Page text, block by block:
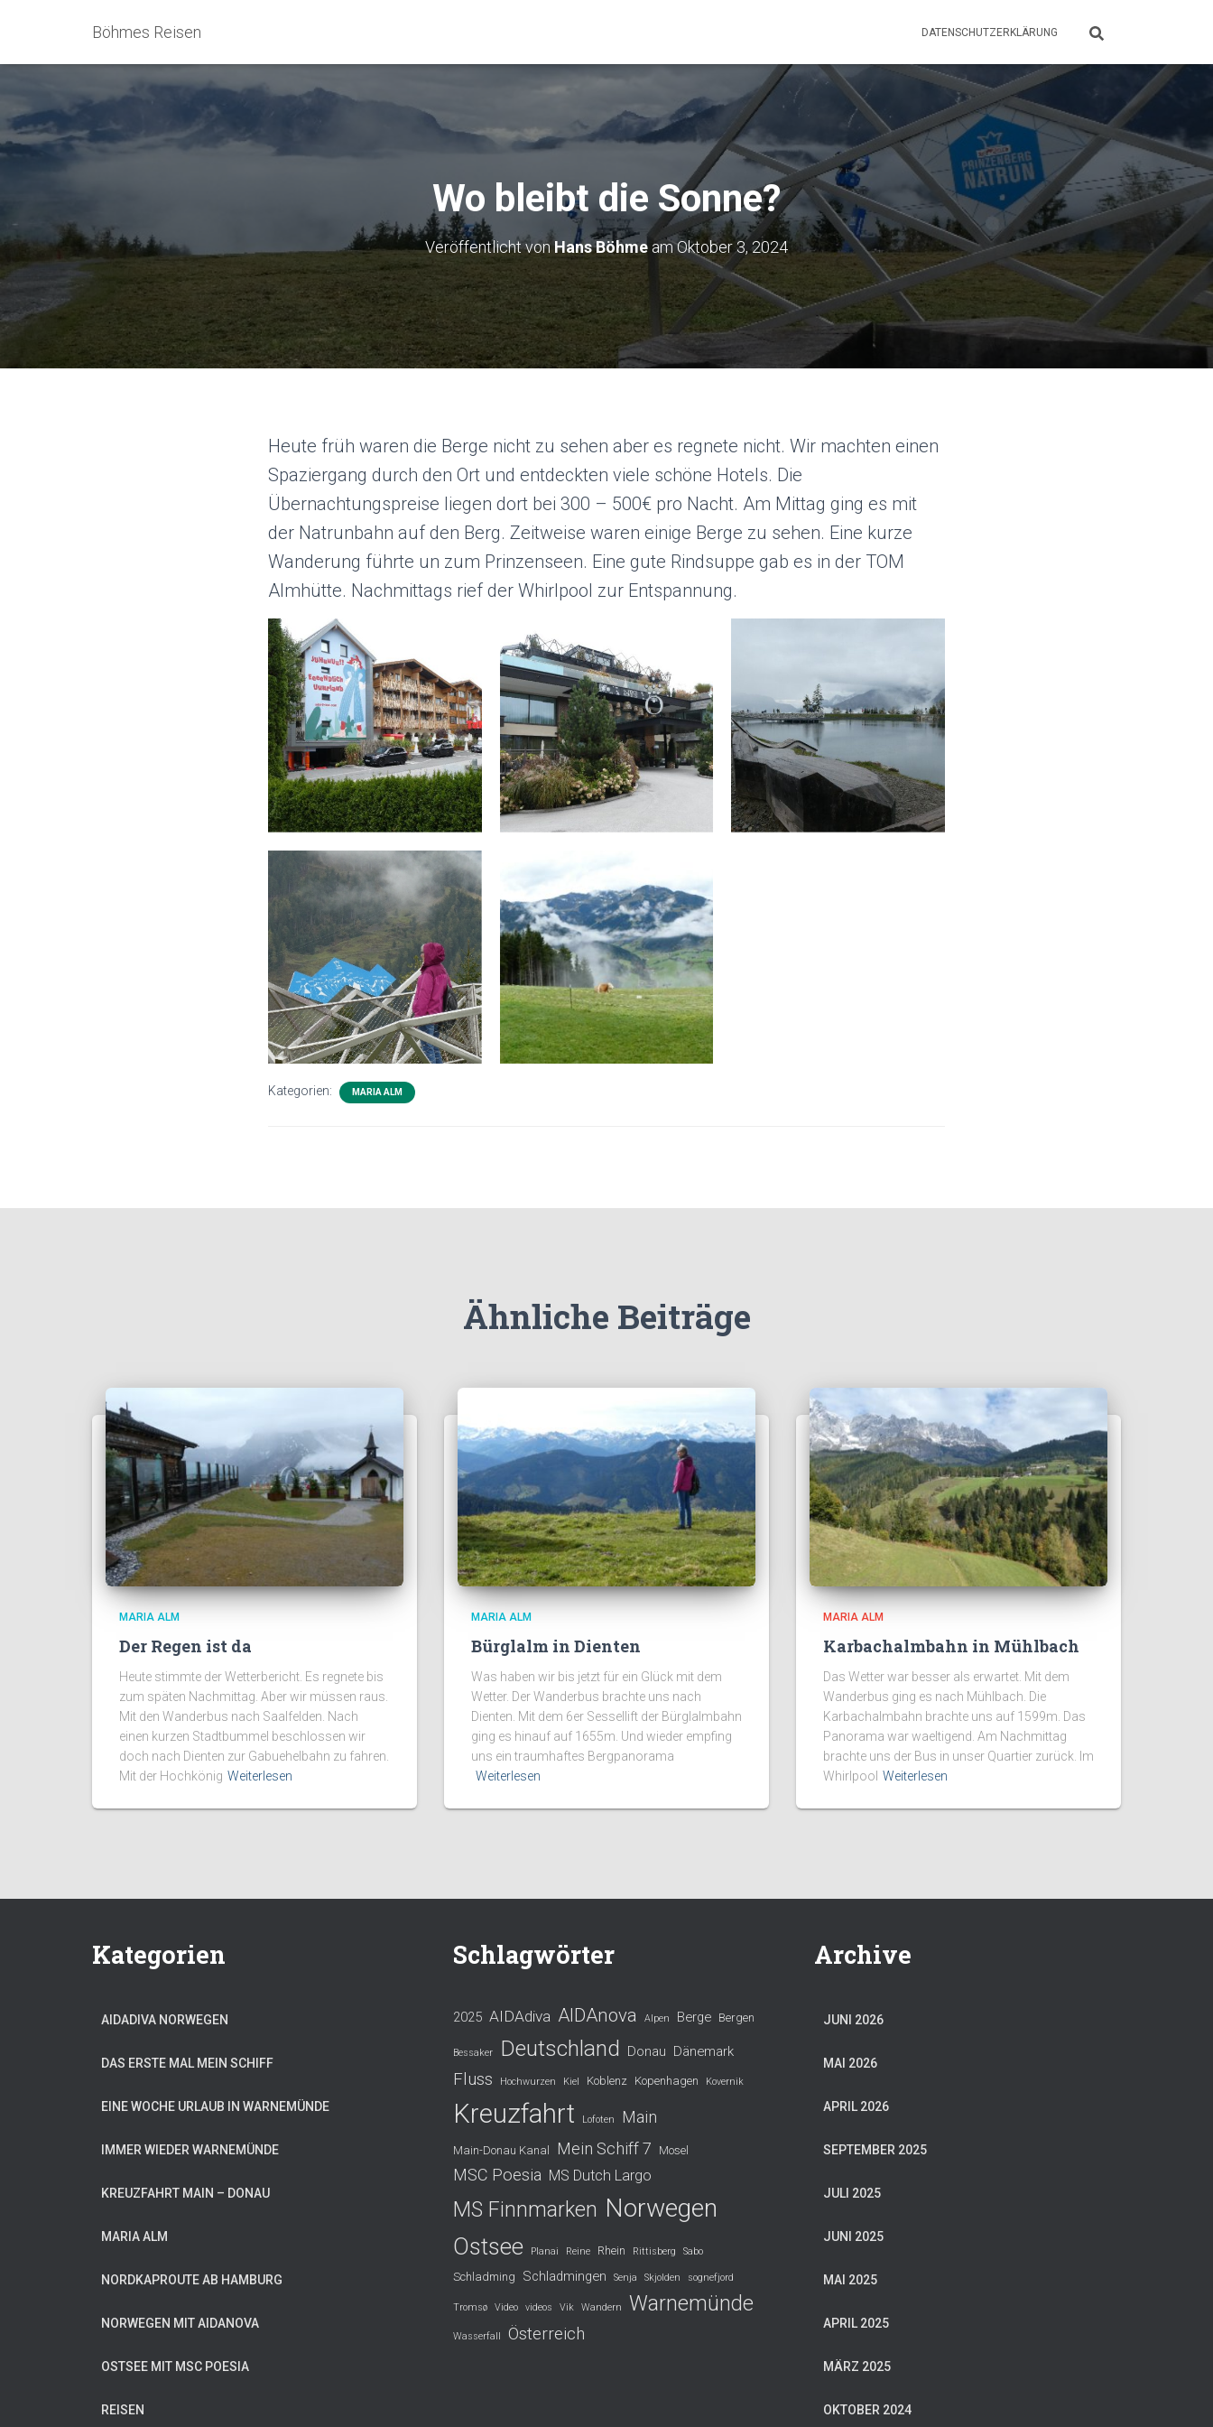
Böhmes Reisen DATENSCHUTZERKLÄRUNG
Wo bleibt die Sonne?
Veröffentlicht vonHans Böhme amOktober 3, 2024
Heute früh waren die Berge nicht zu sehen aber es regnete nicht. Wir machten einen
Spaziergang durch den Ort und entdeckten viele schöne Hotels. Die
Übernachtungspreise liegen dort bei 300 – 500€ pro Nacht. Am Mittag ging es mit
der Natrunbahn auf den Berg. Zeitweise waren einige Berge zu sehen. Eine kurze
Wanderung führte un zum Prinzenseen. Eine gute Rindsuppe gab es in der TOM
Almhütte. Nachmittags rief der Whirlpool zur Entspannung.
Kategorien: MARIA ALM
Ähnliche Beiträge
MARIA ALM
Der Regen ist da
Heute stimmte der Wetterbericht. Es regnete bis
zum späten Nachmittag. Aber wir müssen raus.
Mit den Wanderbus nach Saalfelden. Nach
einen kurzen Stadtbummel beschlossen wir
doch nach Dienten zur Gabuehelbahn zu fahren.
Mit der Hochkönig Weiterlesen
MARIA ALM
Bürglalm in Dienten
Was haben wir bis jetzt für ein Glück mit dem
Wetter. Der Wanderbus brachte uns nach
Dienten. Mit dem 6er Sessellift der Bürglalmbahn
ging es hinauf auf 1655m. Und wieder empfing
uns ein traumhaftes Bergpanorama
Weiterlesen
MARIA ALM
Karbachalmbahn in Mühlbach
Das Wetter war besser als erwartet. Mit dem
Wanderbus ging es nach Mühlbach. Die
Karbachalmbahn brachte uns auf 1599m. Das
Panorama war waeltigend. Am Nachmittag
brachte uns der Bus in unser Quartier zurück. Im
Whirlpool Weiterlesen
Kategorien
AIDADIVA NORWEGEN
DAS ERSTE MAL MEIN SCHIFF
EINE WOCHE URLAUB IN WARNEMÜNDE
IMMER WIEDER WARNEMÜNDE
KREUZFAHRT MAIN – DONAU
MARIA ALM
NORDKAPROUTE AB HAMBURG
NORWEGEN MIT AIDANOVA
OSTSEE MIT MSC POESIA
REISEN
Schlagwörter
2025 AIDAdiva AIDAnova Alpen Berge Bergen
Bessaker Deutschland Donau Dänemark
Fluss Hochwurzen Kiel Koblenz Kopenhagen Kovernik
Kreuzfahrt Lofoten Main
Main-Donau Kanal Mein Schiff 7 Mosel
MSC Poesia MS Dutch Largo
MS Finnmarken Norwegen
Ostsee Planai Reine Rhein Rittisberg Sabo
Schladming Schladmingen Senja Skjolden sognefjord
Tromsø Video videos Vik Wandern Warnemünde
Wasserfall Österreich
Archive
JUNI 2026
MAI 2026
APRIL 2026
SEPTEMBER 2025
JULI 2025
JUNI 2025
MAI 2025
APRIL 2025
MÄRZ 2025
OKTOBER 2024